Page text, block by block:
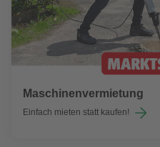
Maschinenvermietung
Einfach mieten statt kaufen!